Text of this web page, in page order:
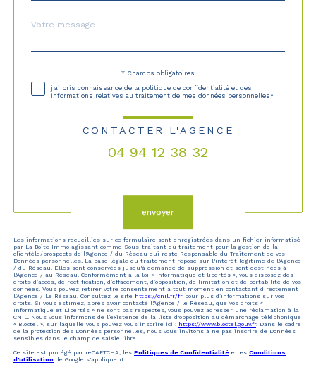
Fieldset
Message
*
* Champs obligatoires
j'ai pris connaissance de la politique de confidentialité et des
informations relatives au traitement de mes données personnelles*
CONTACTER L'AGENCE
04 94 12 38 32
envoyer
Les informations recueillies sur ce formulaire sont enregistrées dans un fichier informatisé
par La Boite Immo agissant comme Sous-traitant du traitement pour la gestion de la
clientèle/prospects de l'Agence / du Réseau qui reste Responsable du Traitement de vos
Données personnelles. La base légale du traitement repose sur l'intérêt légitime de l'Agence
/ du Réseau. Elles sont conservées jusqu'à demande de suppression et sont destinées à
l'Agence / au Réseau. Conformément à la loi « informatique et libertés », vous disposez des
droits d’accès, de rectification, d’effacement, d’opposition, de limitation et de portabilité de vos
données. Vous pouvez retirer votre consentement à tout moment en contactant directement
l’Agence / Le Réseau. Consultez le site https://cnil.fr/fr pour plus d’informations sur vos
droits. Si vous estimez, après avoir contacté l'Agence / le Réseau, que vos droits «
Informatique et Libertés » ne sont pas respectés, vous pouvez adresser une réclamation à la
CNIL. Nous vous informons de l’existence de la liste d'opposition au démarchage téléphonique
« Bloctel », sur laquelle vous pouvez vous inscrire ici : https://www.bloctel.gouv.fr. Dans le cadre
de la protection des Données personnelles, nous vous invitons à ne pas inscrire de Données
sensibles dans le champ de saisie libre.
Ce site est protégé par reCAPTCHA, les Politiques de Confidentialité et es Conditions
d'utilisation de Google s'appliquent.